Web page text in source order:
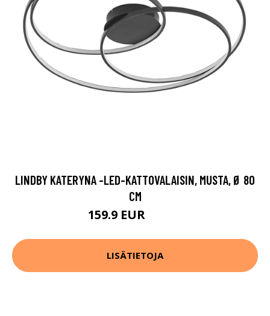
LINDBY KATERYNA -LED-KATTOVALAISIN, MUSTA, Ø 80
CM
159.9 EUR
LISÄTIETOJA